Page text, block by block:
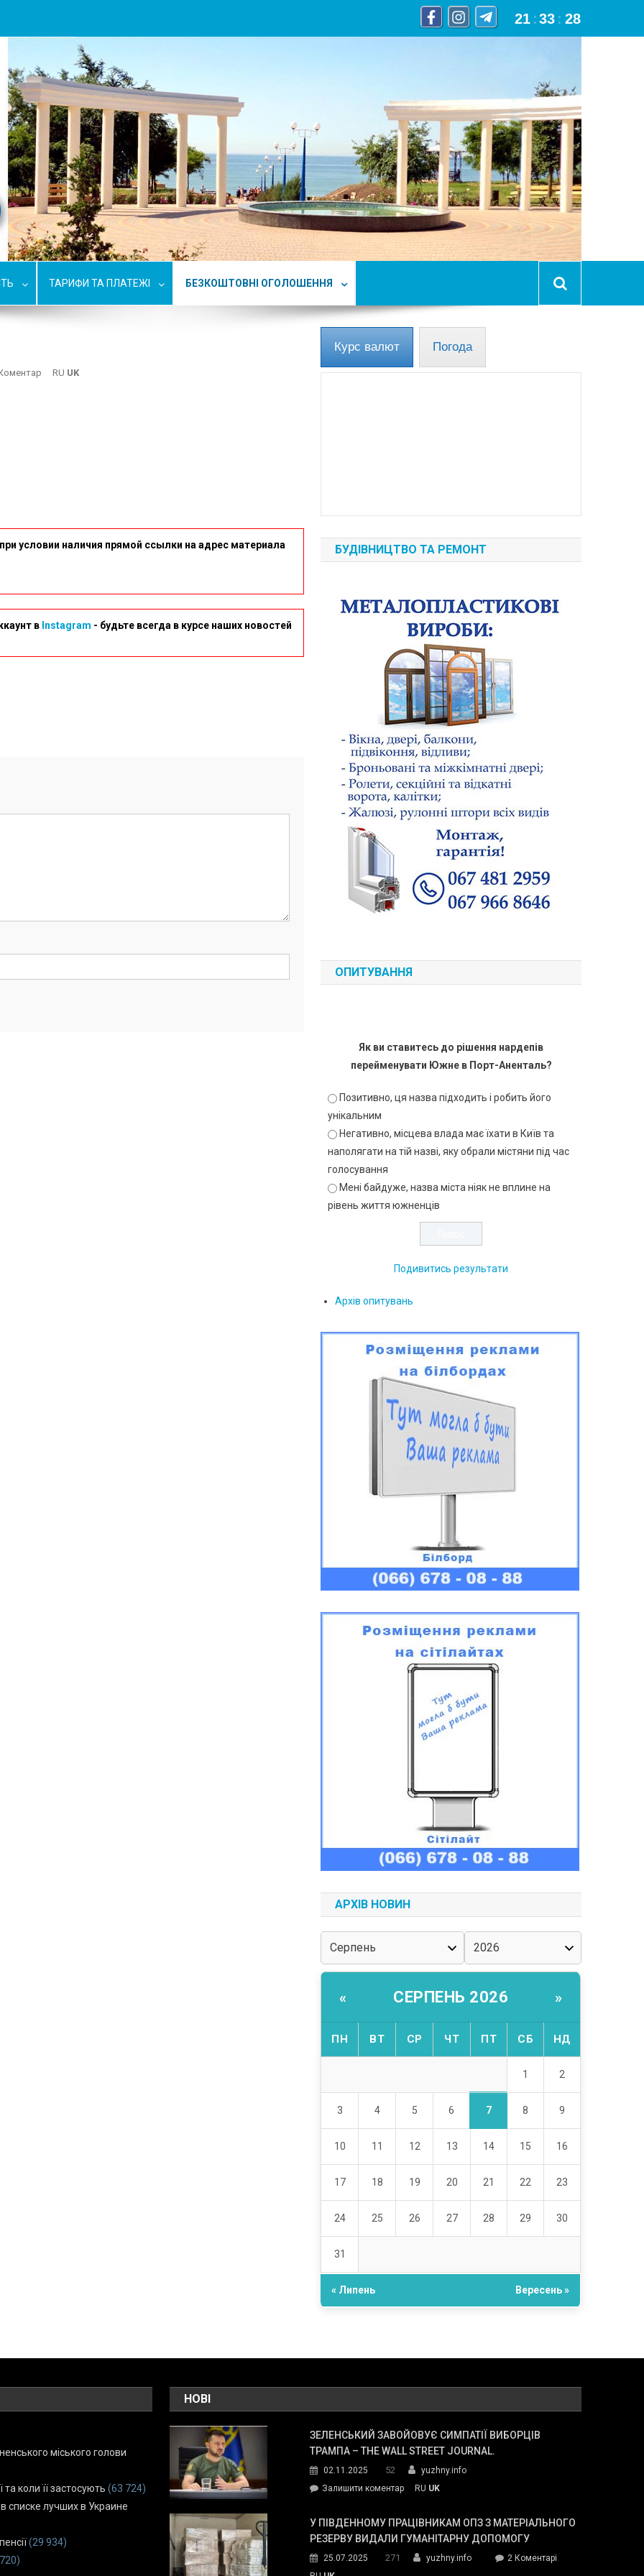
21 :33 : 29
ТАРИФИ ТА ПЛАТЕЖІ БЕЗКОШТОВНІ ОГОЛОШЕННЯ
RU UK
условии наличия прямой ссылки на адрес материала
в Instagram - будьте всегда в курсе наших новостей
Курс валют Погода
БУДІВНИЦТВО ТА РЕМОНТ
ОПИТУВАННЯ
Як ви ставитесь до рішення нардепів
перейменувати Южне в Порт-Аненталь?
Позитивно, ця назва підходить і робить його
унікальним
Негативно, місцева влада має їхати в Київ та
наполягати на тій назві, яку обрали містяни під час
голосування
Мені байдуже, назва міста ніяк не вплине на
рівень життя южненців
Подивитись результати
Архів опитувань
АРХІВ НОВИН
« СЕРПЕНЬ 2026 »
ПН ВТ СР ЧТ ПТ СБ НД
1 2
3 4 5 6 7 8 9
10 11 12 13 14 15 16
17 18 19 20 21 22 23
24 25 26 27 28 29 30
31
« Липень Вересень »
міського голови
коли її застосують (63 724)
списке лучших в Украине
(29 934)
НОВІ
ЗЕЛЕНСЬКИЙ ЗАВОЙОВУЄ СИМПАТІЇ ВИБОРЦІВ
ТРАМПА – THE WALL STREET JOURNAL.
02.11.2025 52
yuzhny.info
Залишити коментарon
завойовує
симпатії
Трампа
RU UK
У ПІВДЕННОМУ ПРАЦІВНИКАМ ОПЗ З МАТЕРІАЛЬНОГО
РЕЗЕРВУ ВИДАЛИ ГУМАНІТАРНУ ДОПОМОГУ
25.07.2025 271 yuzhny.info 2 Коментарідо